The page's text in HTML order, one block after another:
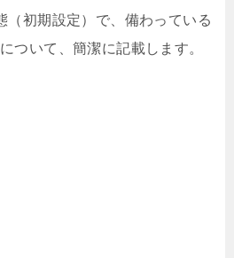
（初期設定）で、備わっている
ついて、簡潔に記載します。